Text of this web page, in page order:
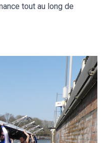
tout au long de